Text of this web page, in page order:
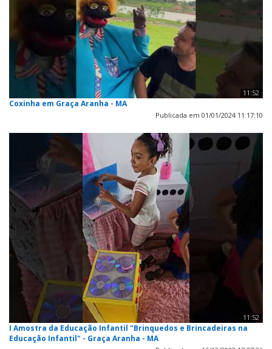
11:52
Coxinha em Graça Aranha - MA
Publicada em 01/01/2024 11:17:10
11:52
I Amostra da Educação Infantil "Brinquedos e Brincadeiras na
Educação Infantil" - Graça Aranha - MA